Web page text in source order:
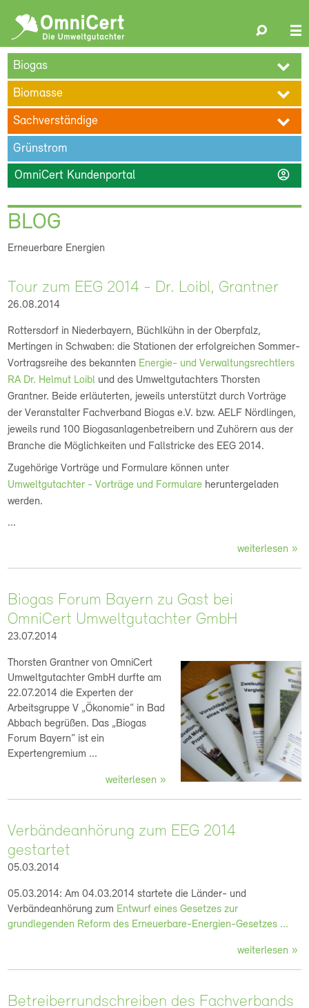
Search
ÜBER UNS BLOG TERMINE REFERENZEN
KARRIERE
KONTAKT
Biogas
Biomasse
Sachverständige
Grünstrom
OmniCert Kundenportal account_circle
BLOG
Erneuerbare Energien
Tour zum EEG 2014 - Dr. Loibl, Grantner
26.08.2014
Rottersdorf in Niederbayern, Büchlkühn in der Oberpfalz,
Mertingen in Schwaben:die Stationen der erfolgreichen Sommer-
Vortragsreihe des bekannten Energie- und Verwaltungsrechtlers
RA Dr. Helmut Loibl und des Umweltgutachters Thorsten
Grantner. Beide erläuterten, jeweils unterstützt durch Vorträge
der Veranstalter Fachverband Biogas e.V. bzw. AELF Nördlingen,
jeweils rund 100 Biogasanlagenbetreibern und Zuhörern aus der
Branche die Möglichkeiten und Fallstricke des EEG 2014.
Zugehörige Vorträge und Formulare können unter
Umweltgutachter - Vorträge und Formulare heruntergeladen
werden.
...
weiterlesen
Biogas Forum Bayern zu Gast bei
OmniCert Umweltgutachter GmbH
23.07.2014
Thorsten Grantner von OmniCert
Umweltgutachter GmbH durfte am
22.07.2014 die Experten der
Arbeitsgruppe V „Ökonomie“ in Bad
Abbach begrüßen. Das „Biogas
Forum Bayern“ ist ein
Expertengremium ...
weiterlesen
Verbändeanhörung zum EEG 2014
gestartet
05.03.2014
05.03.2014: Am 04.03.2014 startete die Länder- und
Verbändeanhörung zum Entwurf eines Gesetzes zur
grundlegenden Reform des Erneuerbare-Energien-Gesetzes ...
weiterlesen
Betreiberrundschreiben des Fachverbands